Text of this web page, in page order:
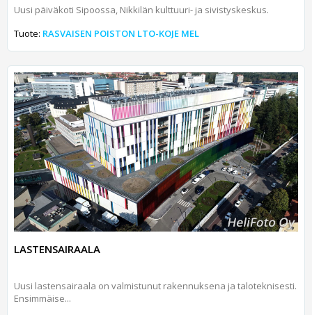
Uusi päiväkoti Sipoossa, Nikkilän kulttuuri- ja sivistyskeskus.
Tuote: RASVAISEN POISTON LTO-KOJE MEL
LASTENSAIRAALA
Uusi lastensairaala on valmistunut rakennuksena ja taloteknisesti.
Ensimmäise...